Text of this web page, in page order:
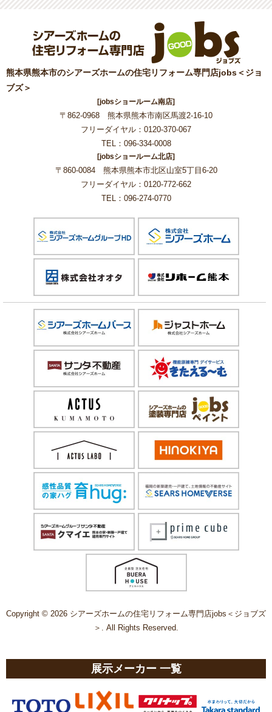
熊本県熊本市のシアーズホームの住宅リフォーム専門店jobs＜ジョ
ブズ＞
[jobsショールーム南店]
〒862-0968 熊本県熊本市南区馬渡2-16-10
フリーダイヤル：0120-370-067
TEL：096-334-0008
[jobsショールーム北店]
〒860-0084 熊本県熊本市北区山室5丁目6-20
フリーダイヤル：0120-772-662
TEL：096-274-0770
Copyright © 2026 シアーズホームの住宅リフォーム専門店jobs＜ジョブズ
＞. All Rights Reserved.
展示メーカー 一覧